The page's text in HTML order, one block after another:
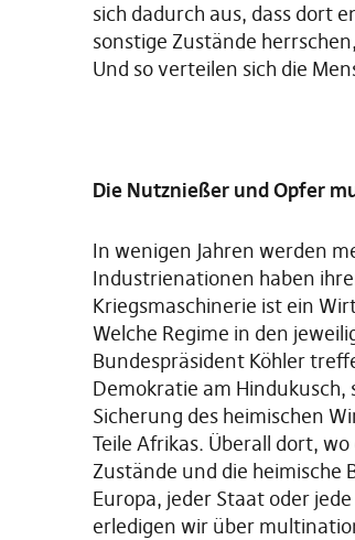
sich dadurch aus, dass dort
sonstige Zustände
Und so verteilen sich die
Die Nutznießer und Opfer
In wenigen Jahren werden
Industrienationen haben
Kriegsmaschinerie ist ein
Welche Regime in den
Bundespräsident Köhler
Demokratie am
Sicherung des heimischen
Teile Afrikas. Überall dort,
Zustände und die heimische
Europa, jeder Staat oder
erledigen wir über